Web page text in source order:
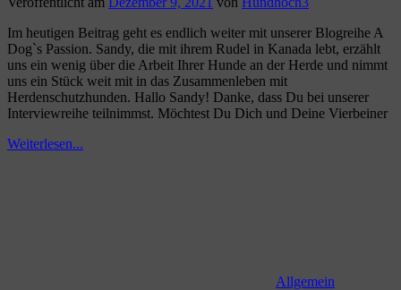
Im heutigen Beitrag geht es endlich weiter mit unserer Blogreihe A
Dog`s Passion. Sandy, die mit ihrem Rudel in Kanada lebt, erzählt
uns ein wenig über die Arbeit Ihrer Hunde an der Herde und nimmt
uns ein Stück weit mit in das Zusammenleben mit
Herdenschutzhunden. Hallo Sandy! Danke, dass Du bei unserer
Interviewreihe teilnimmst. Möchtest Du Dich und Deine Vierbeiner
Weiterlesen...
Allgemein